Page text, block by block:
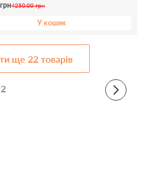
4250.00 грн
У кошик
ще 22товарів
2